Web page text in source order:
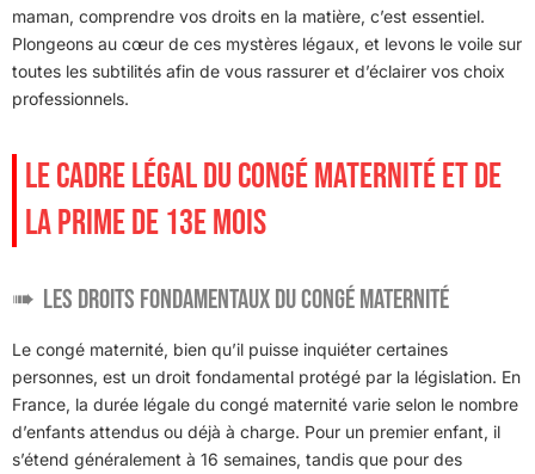
maman, comprendre vos droits en la matière, c’est essentiel.
Plongeons au cœur de ces mystères légaux, et levons le voile sur
toutes les subtilités afin de vous rassurer et d’éclairer vos choix
professionnels.
LE CADRE LÉGAL DU CONGÉ MATERNITÉ ET DE
LA PRIME DE 13E MOIS
Les droits fondamentaux du congé maternité
Le congé maternité, bien qu’il puisse inquiéter certaines
personnes, est un droit fondamental protégé par la législation. En
France, la durée légale du congé maternité varie selon le nombre
d’enfants attendus ou déjà à charge. Pour un premier enfant, il
s’étend généralement à 16 semaines, tandis que pour des